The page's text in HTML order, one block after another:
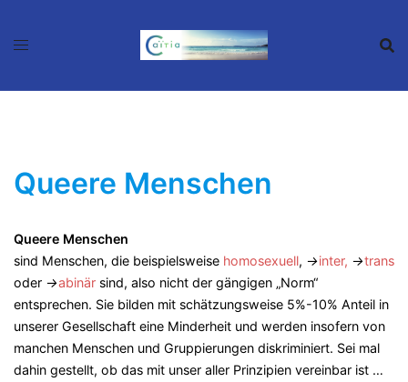
Inhalt
Queere Menschen
Queere Menschen
sind Menschen, die beispielsweise homosexuell, →inter, →trans
oder →abinär sind, also nicht der gängigen „Norm“
entsprechen. Sie bilden mit schätzungsweise 5%-10% Anteil in
unserer Gesellschaft eine Minderheit und werden insofern von
manchen Menschen und Gruppierungen diskriminiert. Sei mal
dahin gestellt, ob das mit unser aller Prinzipien vereinbar ist …